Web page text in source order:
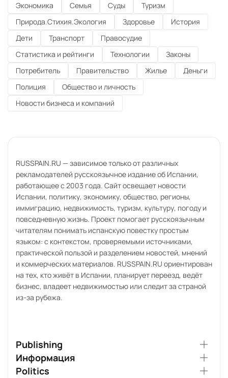
Экономика
Семья Суды
Туризм
Природа.Стихия.Экология
Здоровье
История
Дети
Транспорт
Правосудие
Статистика и рейтинги
Технологии
Законы
Потребитель
Правительство Жилье
Деньги
Полиция
Общество и личность
Новости бизнеса и компаний
RUSSPAIN.RU — зависимое только от различных
рекламодателей русскоязычное издание об Испании,
работающее с 2003 года. Сайт освещает новости
Испании, политику, экономику, общество, регионы,
иммиграцию, недвижимость, туризм, культуру, погоду и
повседневную жизнь. Проект помогает русскоязычным
читателям понимать испанскую повестку простым
языком: с контекстом, проверяемыми источниками,
практической пользой и разделением новостей, мнений
и коммерческих материалов. RUSSPAIN.RU ориентирован
на тех, кто живёт в Испании, планирует переезд, ведёт
бизнес, владеет недвижимостью или следит за страной
из-за рубежа.
Publishing
Информация
Politics